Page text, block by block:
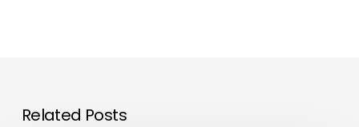
Related Posts